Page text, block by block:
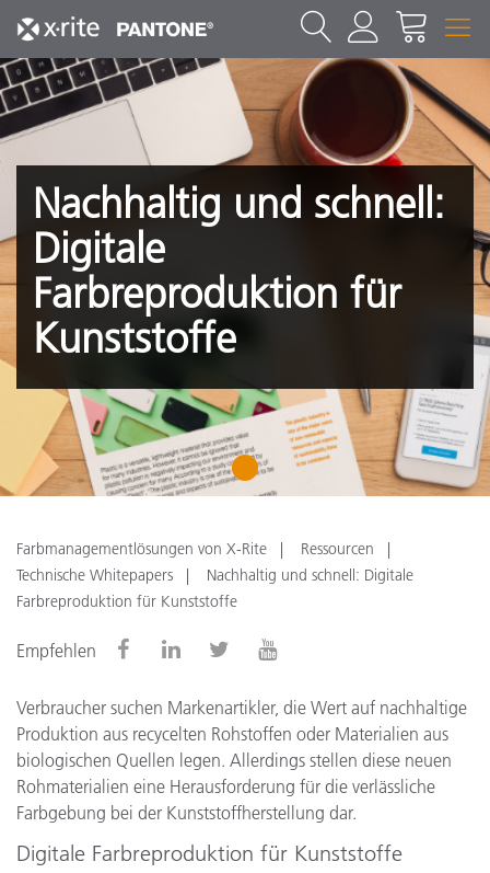
Nachhaltig und schnell:
Digitale
Farbreproduktion für
Kunststoffe
1
Farbmanagementlösungen von X-Rite
Ressourcen
Technische Whitepapers
Nachhaltig und schnell: Digitale
Farbreproduktion für Kunststoffe
Empfehlen
Verbraucher suchen Markenartikler, die Wert auf nachhaltige
Produktion aus recycelten Rohstoffen oder Materialien aus
biologischen Quellen legen. Allerdings stellen diese neuen
Rohmaterialien eine Herausforderung für die verlässliche
Farbgebung bei der Kunststoffherstellung dar.
Digitale Farbreproduktion für Kunststoffe